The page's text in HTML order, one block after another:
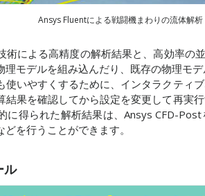
Ansys Fluentによる戦闘機まわりの流体解析
術による高精度の解析結果と、高効率の
モデルを組み込んだり、既存の物理モデ
使いやすくするために、インタラクティ
果を確認してから設定を変更して再実
に得られた解析結果は、Ansys CFD-
を行うことができます。
ル